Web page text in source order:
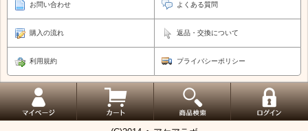
お問い合わせ よくある質問
購入の流れ 返品・交換について
利用規約 プライバシーポリシー